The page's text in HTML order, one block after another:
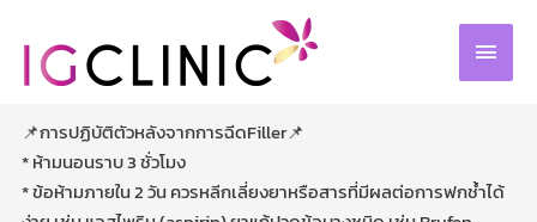
content
MAIN
📌การปฏิบัติตัวหลังจากการฉีดFiller📌
* ห้ามนอนราบ 3 ชั่วโมง
* ข้อห้ามภายใน 2 วัน ควรหลีกเลี่ยงยาหรือสารที่มีผลต่อการฟกช้ำได้